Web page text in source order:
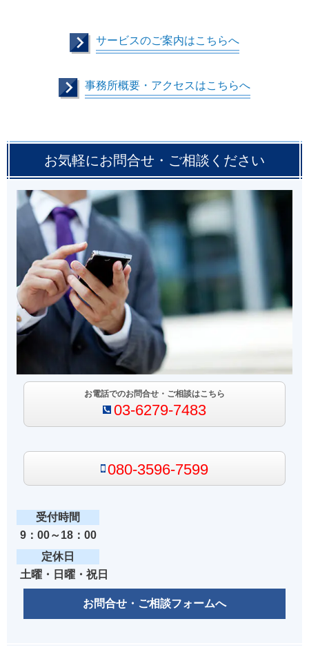
サービスのご案内はこちらへ
事務所概要・アクセスはこちらへ
お気軽にお問合せ・ご相談ください
お電話でのお問合せ・ご相談はこちら
03-6279-7483
080-3596-7599
受付時間
9：00～18：00
定休日
土曜・日曜・祝日
お問合せ・ご相談フォームへ